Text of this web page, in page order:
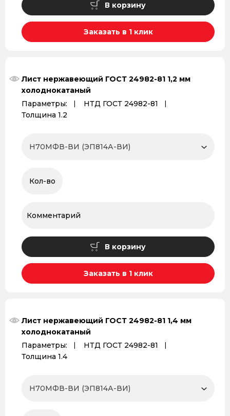
В корзину
Заказать в 1 клик
Лист нержавеющий ГОСТ 24982-81 1,2 мм
холоднокатаный
Параметры:
НТД ГОСТ 24982-81
Толщина 1.2
В корзину
Заказать в 1 клик
Лист нержавеющий ГОСТ 24982-81 1,4 мм
холоднокатаный
Параметры:
НТД ГОСТ 24982-81
Толщина 1.4